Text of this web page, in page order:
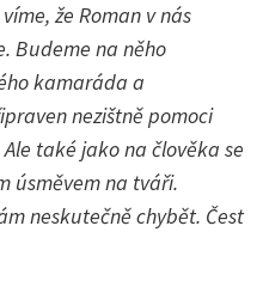
že Roman v nás
Budeme na něho
kamaráda a
nezištně pomoci
také jako na člověka se
úsměvem na tváři.
neskutečně chybět. Čest